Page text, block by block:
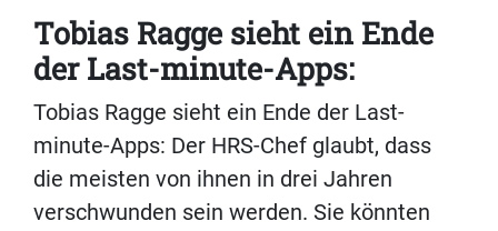
Tobias Ragge sieht ein Ende
der Last-minute-Apps:
Tobias Ragge sieht ein Ende der Last-
minute-Apps: Der HRS-Chef glaubt, dass
die meisten von ihnen in drei Jahren
verschwunden sein werden. Sie könnten